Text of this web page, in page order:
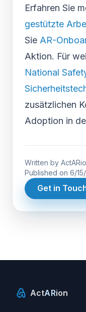
Erfahren Sie
gestützte
Sie AR-
Aktion. Für
National
zusätzlichen
Adoption in
Written by
Published on 6/
Get in
ActARion